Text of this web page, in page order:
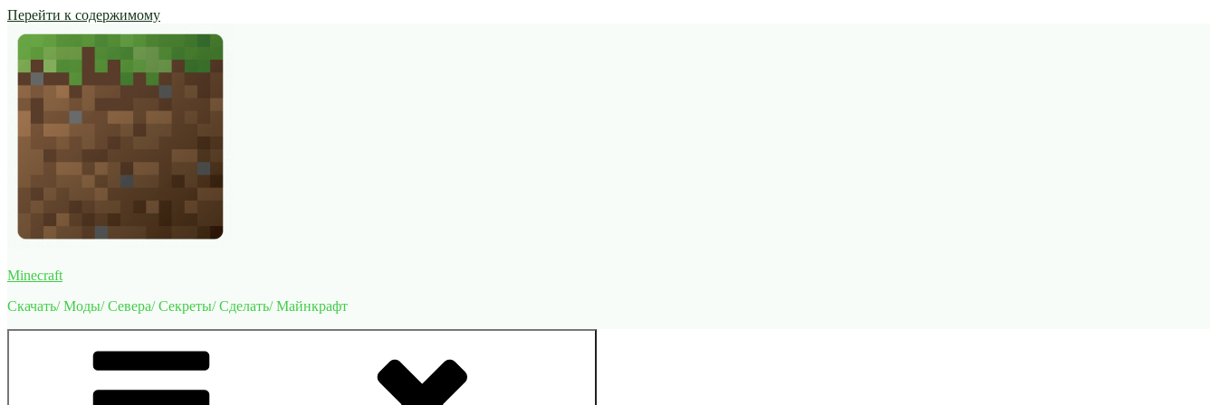
Перейти к содержимому
Minecraft
Скачать/ Моды/ Севера/ Секреты/ Сделать/ Майнкрафт